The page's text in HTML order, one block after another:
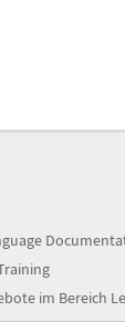
im Bereich